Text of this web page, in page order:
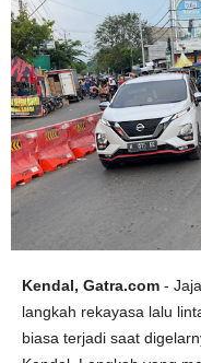
Kendal, Gatra.com -
langkah rekayasa lalu
biasa terjadi saat